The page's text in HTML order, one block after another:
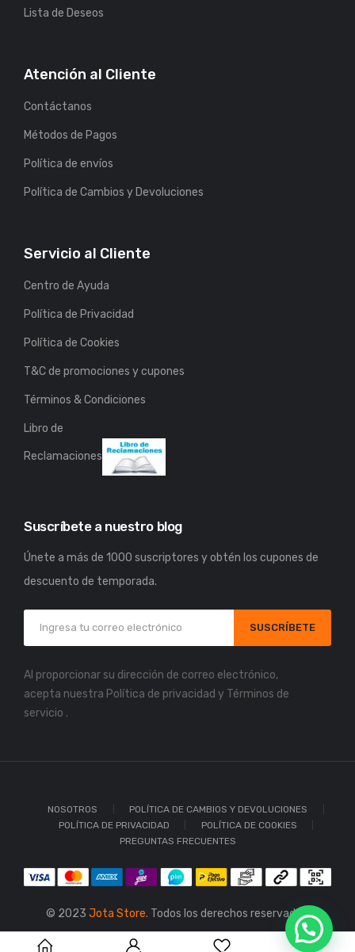
Lista de Deseos
Atención al Cliente
Contáctanos
Métodos de Pagos
Política de envíos
Política de Cambios y Devoluciones
Servicio al Cliente
Centro de Ayuda
Política de Privacidad
Política de Cookies
T&C de promociones y cupones
Términos & Condiciones
Libro de
Reclamaciones
Suscríbete a nuestro blog
Únete a más de 1000 suscriptores y obtén los cupones de
descuento de temporada.
SUSCRÍBETE
Al proporcionar su dirección de correo electrónico,
acepta nuestra Política de privacidad y Términos de
servicio .
NOSOTROS
POLÍTICA DE CAMBIOS Y DEVOLUCIONES
POLÍTICA DE PRIVACIDAD
POLÍTICA DE COOKIES
PREGUNTAS FRECUENTES
© 2023 Jota Store. Todos los derechos reservados.